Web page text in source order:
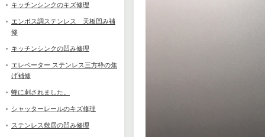
キッチンシンクのキズ修理
エンボス調ステンレス 天板凹み補
修
キッチンシンクの凹み修理
エレベーター ステンレス三方枠の焦
げ補修
蜂に刺されました。
シャッターレールのキズ修理
ステンレス敷居の凹み修理